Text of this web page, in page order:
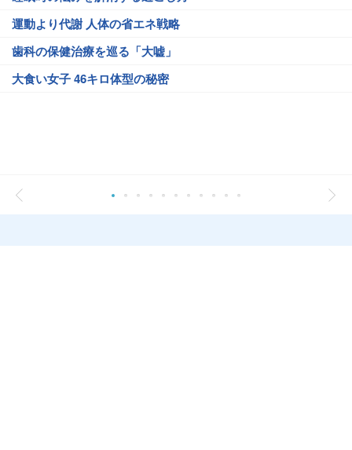
運動より代謝 人体の省エネ戦略
歯科の保健治療を巡る「大嘘」
大食い女子 46キロ体型の秘密